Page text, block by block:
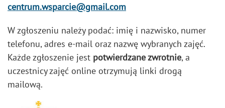
centrum.wsparcie@gmail.com
W zgłoszeniu należy podać: imię i nazwisko, numer
telefonu, adres e-mail oraz nazwę wybranych zajęć.
Każde zgłoszenie jest potwierdzane zwrotnie, a
uczestnicy zajęć online otrzymują linki drogą
mailową.